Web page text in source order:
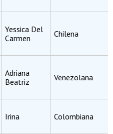
Yessica Del
Carmen
Chilena
Adriana
Beatriz
Venezolana
Irina Colombiana